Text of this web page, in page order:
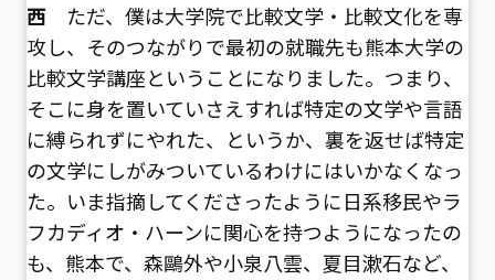
西ただ、僕は大学院で比較文学・比較文化を専
攻し、そのつながりで最初の就職先も熊本大学の
比較文学講座ということになりました。つまり、
そこに身を置いていさえすれば特定の文学や言語
に縛られずにやれた、というか、裏を返せば特定
の文学にしがみついているわけにはいかなくなっ
た。いま指摘してくださったように日系移民やラ
フカディオ・ハーンに関心を持つようになったの
も、熊本で、森鷗外や小泉八雲、夏目漱石など、